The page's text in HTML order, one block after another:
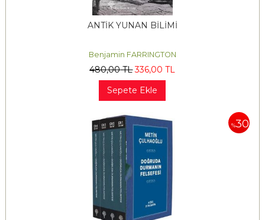
ANTİK YUNAN BİLİMİ
Benjamin FARRINGTON
480,00TL 336,00 TL
Sepete Ekle
%30